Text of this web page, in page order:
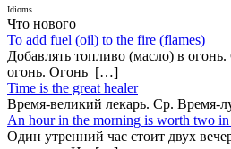
Idioms
Что нового
То add fuel (oil) to the fire (flames)
Добавлять топливо (масло) в
огонь. Огонь […]
Time is the great healer
Время-великий лекарь. Ср. Время-
An hour in the morning is worth two in
Один утренний час стоит двух